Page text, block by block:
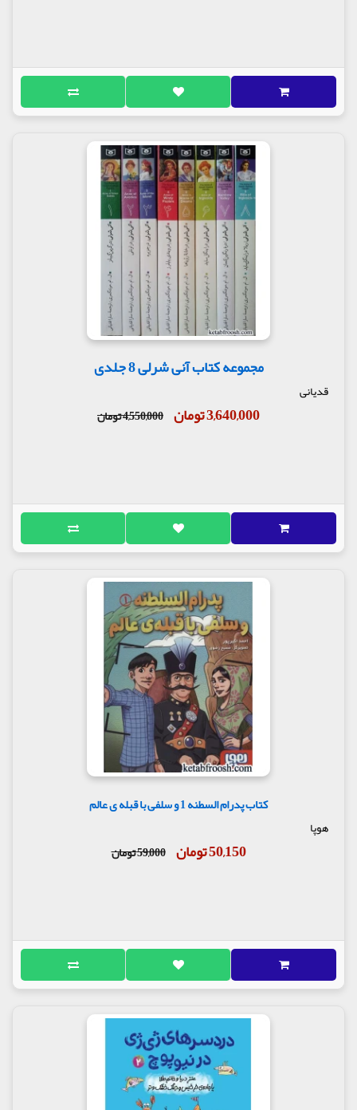
مجموعه کتاب آنی شرلی 8 جلدی
قدیانی
3,640,000 تومان 4,550,000 تومان
کتاب پدرام السطنه 1 و سلفی با قبله ی عالم
هوپا
50,150 تومان 59,000 تومان